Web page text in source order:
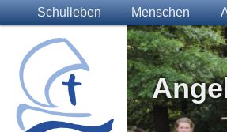
Main menuSkip to primary content
Skip to secondary content
Schulleben Menschen